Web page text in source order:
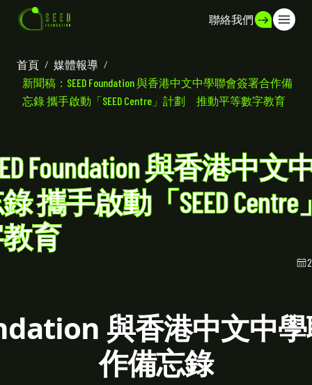
聯絡我們
首頁 / 媒體報導 /
新聞稿：SEED Foundation 與香港中文中學聯會簽署合作備
忘錄 攜手啟動「SEED Centre」計劃 推動平等數字教育
Foundation 與香港中
攜手啟動「SEED
育
與香港中文中
作備忘錄